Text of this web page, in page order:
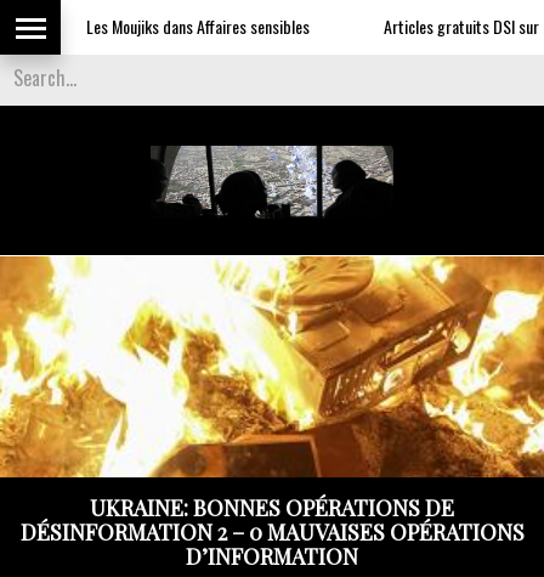
Les Moujiks dans Affaires sensibles Articles gratuits DSI sur
UKRAINE: BONNES OPÉRATIONS DE
DÉSINFORMATION 2 – 0 MAUVAISES OPÉRATIONS
D’INFORMATION